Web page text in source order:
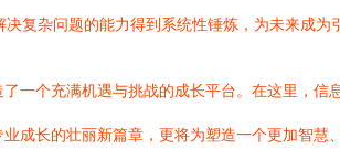
复杂问题的能力得到系统性锤炼，为未来成为
一个充满机遇与挑战的成长平台。在这里，
长的壮丽新篇章，更将为塑造一个更加智慧